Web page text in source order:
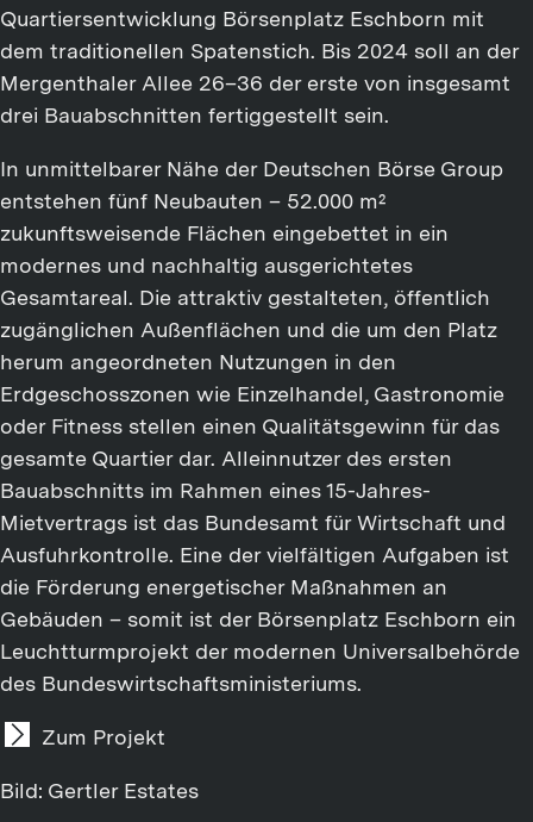
Quartiersentwicklung Börsenplatz Eschborn mit
dem traditionellen Spatenstich. Bis 2024 soll an der
Mergenthaler Allee 26–36 der erste von insgesamt
drei Bauabschnitten fertiggestellt sein.
In unmittelbarer Nähe der Deutschen Börse Group
entstehen fünf Neubauten – 52.000 m²
zukunftsweisende Flächen eingebettet in ein
modernes und nachhaltig ausgerichtetes
Gesamtareal. Die attraktiv gestalteten, öffentlich
zugänglichen Außenflächen und die um den Platz
herum angeordneten Nutzungen in den
Erdgeschosszonen wie Einzelhandel, Gastronomie
oder Fitness stellen einen Qualitätsgewinn für das
gesamte Quartier dar. Alleinnutzer des ersten
Bauabschnitts im Rahmen eines 15-Jahres-
Mietvertrags ist das Bundesamt für Wirtschaft und
Ausfuhrkontrolle. Eine der vielfältigen Aufgaben ist
die Förderung energetischer Maßnahmen an
Gebäuden – somit ist der Börsenplatz Eschborn ein
Leuchtturmprojekt der modernen Universalbehörde
des Bundeswirtschaftsministeriums.
Zum Projekt
Bild: Gertler Estates